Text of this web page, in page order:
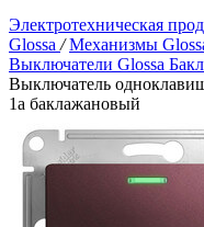
Электротехническая
Glossa / Механизмы
Выключатели Glossa
Выключатель
1а баклажановый